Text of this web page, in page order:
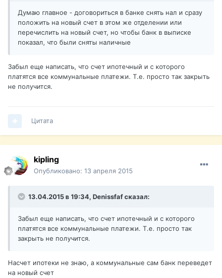
Думаю главное - договориться в банке снять нал и сразу
положить на новый счет в этом же отделении или
перечислить на новый счет, но чтобы банк в выписке
показал, что были сняты наличные
Забыл еще написать, что счет ипотечный и с которого
платятся все коммунальные платежи. Т.е. просто так закрыть
не получится.
Цитата
kipling
Опубликовано: 13 апреля 2015
13.04.2015 в 19:34, Denissfaf сказал:
Забыл еще написать, что счет ипотечный и с которого
платятся все коммунальные платежи. Т.е. просто так
закрыть не получится.
Насчет ипотеки не знаю, а коммунальные сам банк переведет
на новый счет